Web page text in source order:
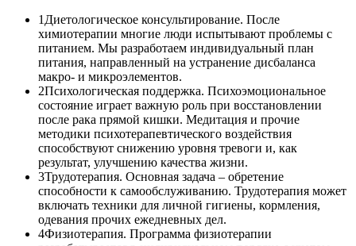
1 Диетологическое консультирование. После
химиотерапии многие люди испытывают проблемы с
питанием. Мы разработаем индивидуальный план
питания, направленный на устранение дисбаланса
макро- и микроэлементов.
2Психологическая поддержка. Психоэмоциональное
состояние играет важную роль при восстановлении
после рака прямой кишки. Медитация и прочие
методики психотерапевтического воздействия
способствуют снижению уровня тревоги и, как
результат, улучшению качества жизни.
3Трудотерапия. Основная задача – обретение
способности к самообслуживанию. Трудотерапия может
включать техники для личной гигиены, кормления,
одевания прочих ежедневных дел.
4Физиотерапия. Программа физиотерапии